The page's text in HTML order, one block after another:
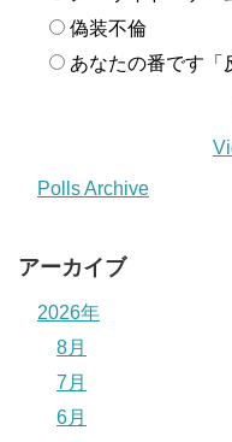
偽装不倫
あなたの番です「
Polls Archive
アーカイブ
2026年
8月
7月
6月